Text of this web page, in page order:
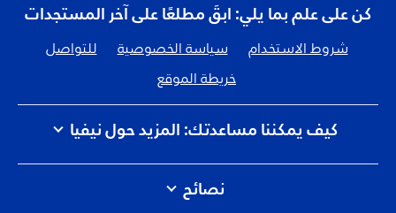
كن على علم بما يلي: ابقَ مطلعًا على آخر المستجدات
شروط الاستخدام سياسة الخصوصية للتواصل
خريطة الموقع
كيف يمكننا مساعدتك: المزيد حول نيفيا
الوظائف كيف تلمس نيڤيا الكوكب للتواصل
نصائح